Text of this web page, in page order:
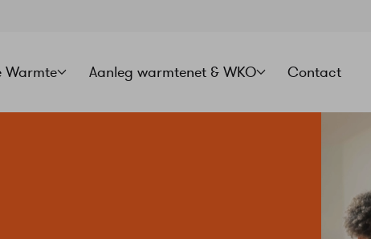
Warmte Aanleg warmtenet & WKO Contact